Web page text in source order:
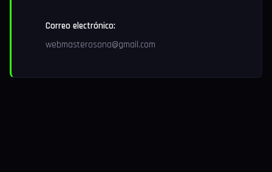
Correo electrónico:
webmasterosona@gmail.com